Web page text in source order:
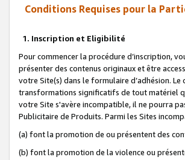
Conditions Requises pour la
1. Inscription et Eligibilité
Pour commencer la procédure d’inscription,
présenter des contenus originaux et être
votre Site(s) dans le formulaire d’adhésion.
transformations significatifs de tout matériel
votre Site s'avère incompatible, il ne pourra
Publicitaire de Produits. Parmi les Sites
(a) font la promotion de ou présentent des
(b) font la promotion de la violence ou